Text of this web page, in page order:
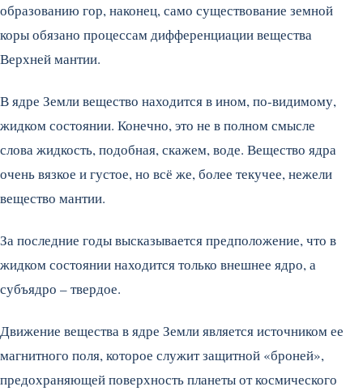
образованию гор, наконец, само существование земной
коры обязано процессам дифференциации вещества
Верхней мантии.
В ядре Земли вещество находится в ином, по-видимому,
жидком состоянии. Конечно, это не в полном смысле
слова жидкость, подобная, скажем, воде. Вещество ядра
очень вязкое и густое, но всё же, более текучее, нежели
вещество мантии.
За последние годы высказывается предположение, что в
жидком состоянии находится только внешнее ядро, а
субъядро – твердое.
Движение вещества в ядре Земли является источником ее
магнитного поля, которое служит защитной «броней»,
предохраняющей поверхность планеты от космического